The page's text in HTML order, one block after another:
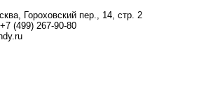
Гороховский пер., 14, стр. 2
(499) 267-90-80